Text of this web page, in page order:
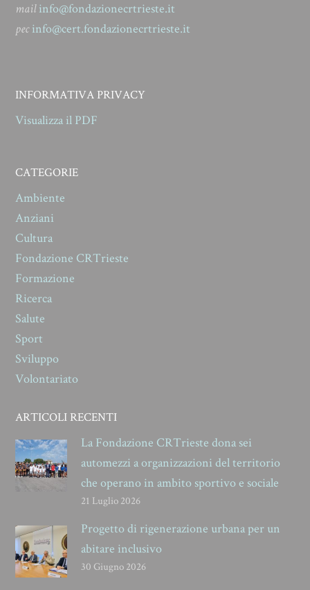
mailinfo@fondazionecrtrieste.it
pecinfo@cert.fondazionecrtrieste.it
INFORMATIVA PRIVACY
Visualizza il PDF
CATEGORIE
Ambiente
Anziani
Cultura
Fondazione CRTrieste
Formazione
Ricerca
Salute
Sport
Sviluppo
Volontariato
ARTICOLI RECENTI
La Fondazione CRTrieste dona sei
automezzi a organizzazioni del territorio
che operano in ambito sportivo e sociale
21 Luglio 2026
Progetto di rigenerazione urbana per un
abitare inclusivo
30 Giugno 2026